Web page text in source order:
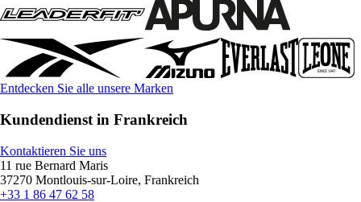
Entdecken Sie alle unsere Marken
Kundendienst in Frankreich
Kontaktieren Sie uns
11 rue Bernard Maris
37270 Montlouis-sur-Loire, Frankreich
+33 1 86 47 62 58